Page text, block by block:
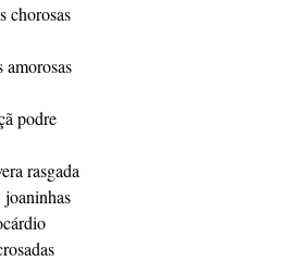
chorosas
amorosas
podre
rasgada
joaninhas